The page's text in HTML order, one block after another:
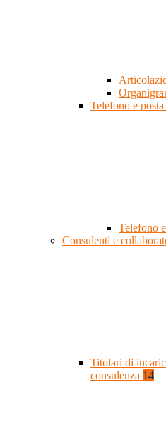
Telefono e
Telefono
Consulenti e
Titolari di
consulenza 14